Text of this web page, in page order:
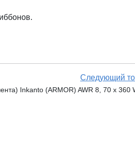
Следующий
Inkanto (ARMOR) AWR 8, 70 х 360